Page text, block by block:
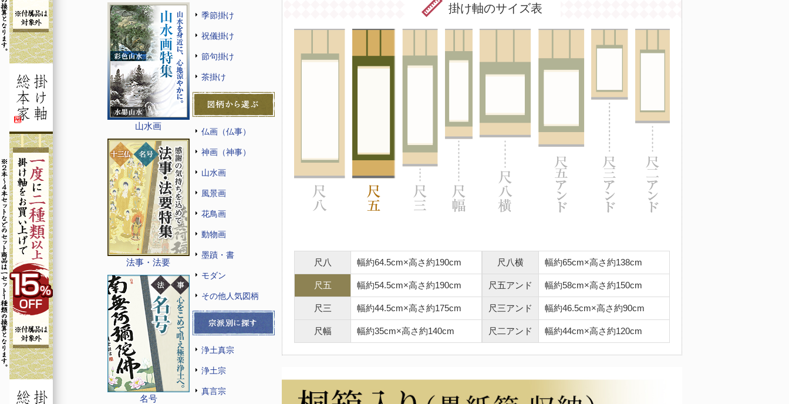
山水画
法事・法要
名号
季節掛け
祝儀掛け
節句掛け
茶掛け
仏画（仏事）
神画（神事）
山水画
風景画
花鳥画
動物画
墨蹟・書
モダン
その他人気図柄
浄土真宗
浄土宗
真言宗
掛け軸のサイズ表
尺八 幅約64.5cm×高さ約190cm
尺五 幅約54.5cm×高さ約190cm
尺三 幅約44.5cm×高さ約175cm
尺幅 幅約35cm×高さ約140cm
尺八横 幅約65cm×高さ約138cm
尺五アンド 幅約58cm×高さ約150cm
尺三アンド 幅約46.5cm×高さ約90cm
尺二アンド 幅約44cm×高さ約120cm